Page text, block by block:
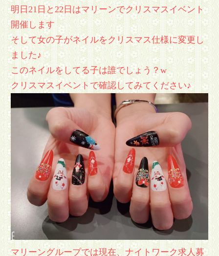
明日21日と22日はマリーンでクリスマスイベント
開催します
そして女の子がネイルをクリスマス仕様に変更し
ました♪
このネイルをしてる子は誰でしょう？w
クリスマスイベントで確認してみてください♪
マリーングループでは現在、ナイトワーク求人募